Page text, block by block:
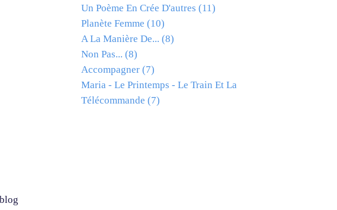
Un Poème En Crée D'autres (11)
Planète Femme (10)
A La Manière De... (8)
Non Pas... (8)
Accompagner (7)
Maria - Le Printemps - Le Train Et La
Télécommande (7)